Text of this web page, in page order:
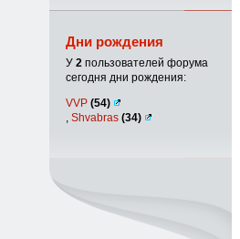
Дни рождения
У 2пользователей форума
сегодня дни рождения:
VVP (54)
Shvabras (34)